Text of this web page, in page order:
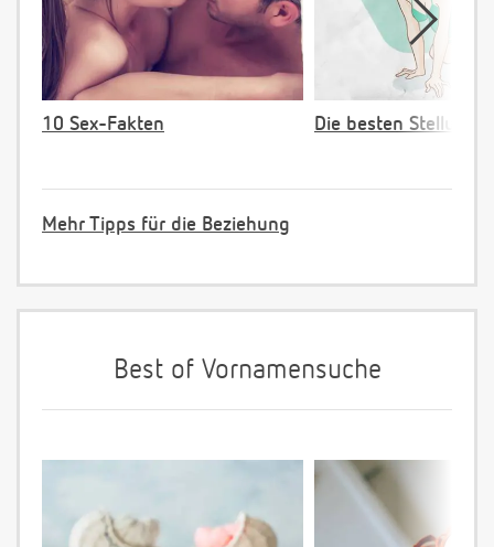
10 Sex-Fakten Die besten
Mehr Tipps für die Beziehung
Best of Vornamensuche